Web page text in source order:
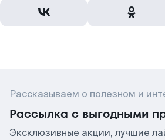
Рассказываем о полезном и
Рассылка с выгодными
Эксклюзивные акции, лучшие